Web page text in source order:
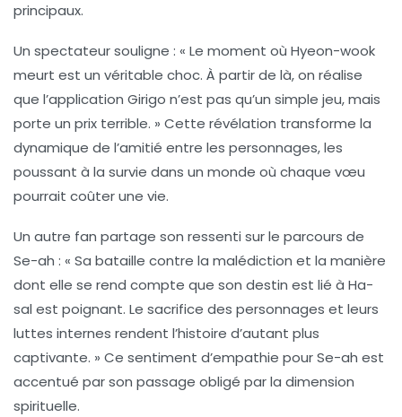
principaux.
Un spectateur souligne : « Le moment où Hyeon-wook
meurt est un véritable choc. À partir de là, on réalise
que l’application Girigo n’est pas qu’un simple jeu, mais
porte un prix terrible. » Cette révélation transforme la
dynamique de l’amitié entre les personnages, les
poussant à la survie dans un monde où chaque vœu
pourrait coûter une vie.
Un autre fan partage son ressenti sur le parcours de
Se-ah : « Sa bataille contre la malédiction et la manière
dont elle se rend compte que son destin est lié à Ha-
sal est poignant. Le sacrifice des personnages et leurs
luttes internes rendent l’histoire d’autant plus
captivante. » Ce sentiment d’empathie pour Se-ah est
accentué par son passage obligé par la dimension
spirituelle.